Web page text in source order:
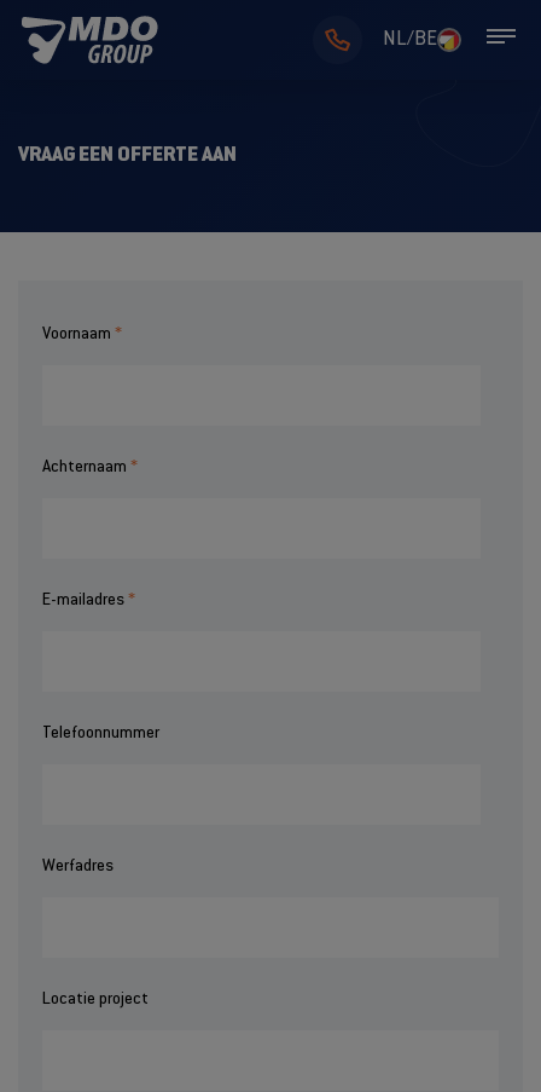
NL/BE
VRAAG EEN OFFERTE AAN
Voornaam
Achternaam
E-mailadres
Telefoonnummer
Werfadres
Locatie project